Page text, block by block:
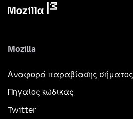
Mozilla
Αναφορά παραβίασης σήματος
Πηγαίος κώδικας
Twitter